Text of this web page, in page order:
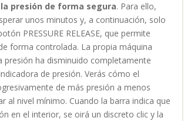
presión de forma segura. Para ello,
unos minutos y, a continuación, solo
PRESSURE RELEASE, que permite
forma controlada. La propia máquina
presión ha disminuido completamente
de presión. Verás cómo el
de más presión a menos
al nivel mínimo. Cuando la barra indica que
en el interior, se oirá un discreto clic y la